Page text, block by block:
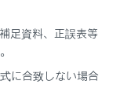
ト）
足資料、正誤表等
に合致しない場合